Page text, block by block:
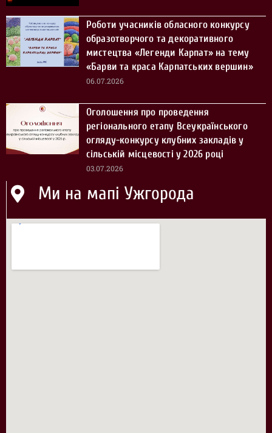
Роботи учасників обласного конкурсу
образотворчого та декоративного
мистецтва «Легенди Карпат» на тему
«Барви та краса Карпатських вершин»
06.07.2026
Оголошення про проведення
регіонального етапу Всеукраїнського
огляду-конкурсу клубних закладів у
сільській місцевості у 2026 році
03.07.2026
Ми на мапі Ужгорода